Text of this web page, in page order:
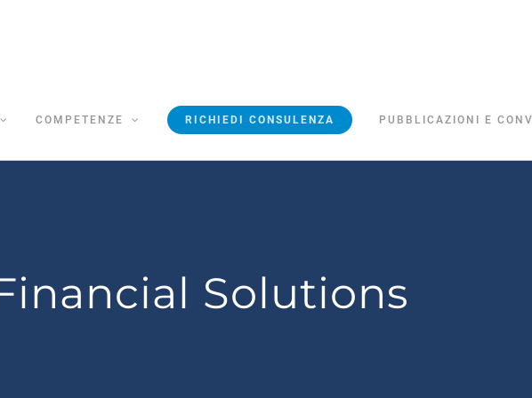
COMPETENZE RICHIEDI CONSULENZA PUBBLICAZIONI E
Solutions